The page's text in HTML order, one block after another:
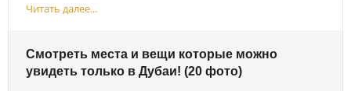
Читать далее...
Смотреть места и вещи которые можно
увидеть только в Дубаи! (20 фото)